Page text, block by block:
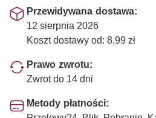
Przewidywana dostawa:
12 sierpnia 2026
Koszt dostawy od: 8,99 zł
Prawo zwrotu:
Zwrot do 14 dni
Metody płatności: